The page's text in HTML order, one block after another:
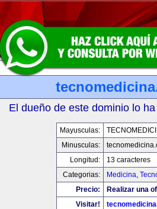
El dueño de este dominio lo
Mayusculas:
Minusculas:
Longitud:
13 caracteres
Categorias:
Medicina,
Precio:
Realizar una
Visitar!